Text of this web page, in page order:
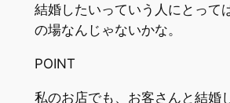
結婚したいっていう人にとって
の場なんじゃないかな。
POINT
私のお店でも、お客さんと結婚